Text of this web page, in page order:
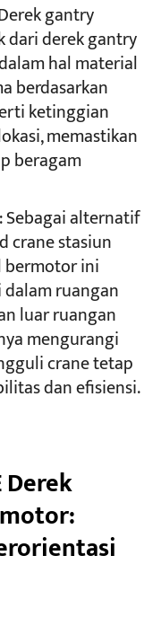
gantry
dari derek gantry
hal material
berdasarkan
ketinggian
memastikan
beragam
Sebagai alternatif
crane stasiun
bermotor ini
ruangan
luar ruangan
mengurangi
crane tetap
dan efisiensi.
Derek